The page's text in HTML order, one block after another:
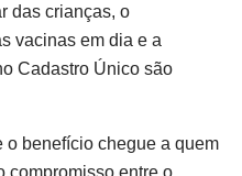
das crianças, o
vacinas em dia e a
Cadastro Único são
o benefício chegue a quem
compromisso entre o